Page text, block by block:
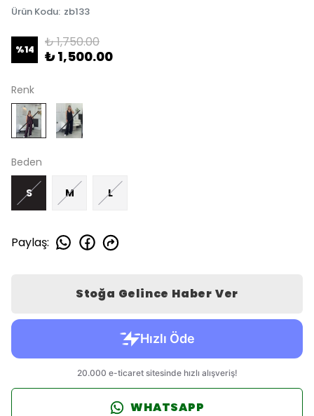
Ürün Kodu: zb133
%14 ₺ 1,750.00
₺ 1,500.00
Renk
Beden
S M L
Paylaş:
Stoğa Gelince Haber Ver
WHATSAPP